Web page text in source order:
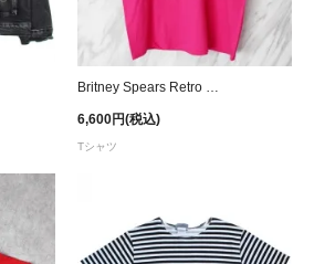
6,600円(税込)
Tシャツ